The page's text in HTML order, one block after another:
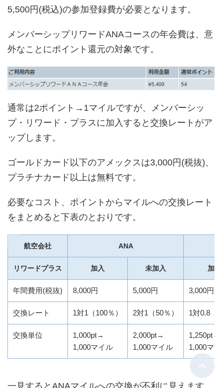
5,500円(税込)の参加登録費が必要となります。
メンバーシップリワードANAコースの年会費は、意
外なことにポイント還元の対象です。
通常は2ポイント→1マイルですが、メンバーシッ
プ・リワード・プラスに加入すると交換レートがア
ップします。
ゴールドカード以下のアメックスは3,000円(税抜)、
プラチナカード以上は無料です。
必要なコスト、ポイントからマイルへの交換レート
をまとめると下表のとおりです。
航空会社 ANA
リワードプラス 加入 未加入 加入
年間費用(税抜) 8,000円 5,000円 3,000円
交換レート 1対1（100％） 2対1（50％） 1対0.8（
交換単位
1,000pt→
1,000マイル
2,000pt→
1,000マイル
1,250pt→
1,000マ